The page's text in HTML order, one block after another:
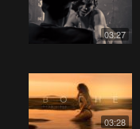
03:27
03:28